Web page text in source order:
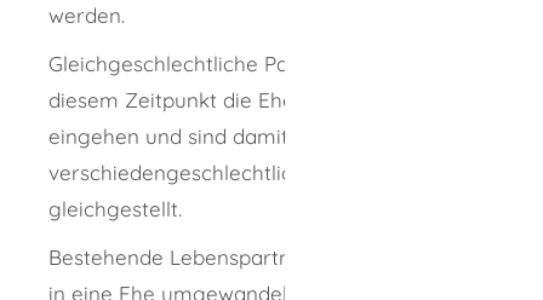
werden.
Gleichgeschlechtliche Paare können seit
diesem Zeitpunkt die Ehe miteinander
eingehen und sind damit
verschiedengeschlechtlichen Paaren
gleichgestellt.
Bestehende Lebenspartnerschaften können
in eine Ehe umgewandelt werden. Eine